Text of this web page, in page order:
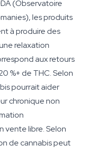
(Observatoire
les produits
à produire des
relaxation
aux retours
%+ de THC. Selon
pourrait aider
chronique non
vente libre. Selon
de cannabis peut